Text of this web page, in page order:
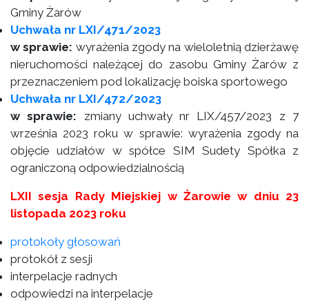
Gminy Żarów
Uchwała nr LXI/471/2023
w sprawie: wyrażenia zgody na wieloletnią dzierżawę
nieruchomości należącej do zasobu Gminy Żarów z
przeznaczeniem pod lokalizację boiska sportowego
Uchwała nr LXI/472/2023
w sprawie: zmiany uchwały nr LIX/457/2023 z 7
września 2023 roku w sprawie: wyrażenia zgody na
objęcie udziałów w spółce SIM Sudety Spółka z
ograniczoną odpowiedzialnością
LXII sesja Rady Miejskiej w Żarowie w dniu 23
listopada 2023 roku
protokoły głosowań
protokół z sesji
interpelacje radnych
odpowiedzi na interpelacje